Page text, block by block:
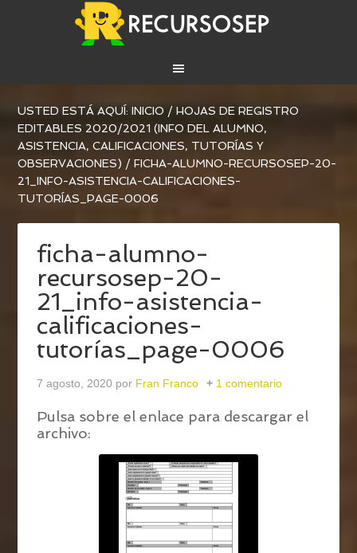
USTED ESTÁ AQUÍ:INICIO / HOJAS DE REGISTRO
EDITABLES 2020/2021 (INFO DEL ALUMNO,
ASISTENCIA, CALIFICACIONES, TUTORÍAS Y
OBSERVACIONES) / FICHA-ALUMNO-RECURSOSEP-20-
21_INFO-ASISTENCIA-CALIFICACIONES-
TUTORÍAS_PAGE-0006
ficha-alumno-
recursosep-20-
21_info-asistencia-
calificaciones-
tutorías_page-0006
7 agosto, 2020 por Fran Franco 1 comentario
Pulsa sobre el enlace para descargar el
archivo: